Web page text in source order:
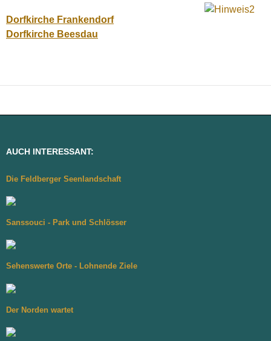
Dorfkirche Frankendorf
Dorfkirche Beesdau
AUCH INTERESSANT:
Die Feldberger Seenlandschaft
Sanssouci - Park und Schlösser
Sehenswerte Orte - Lohnende Ziele
Der Norden wartet